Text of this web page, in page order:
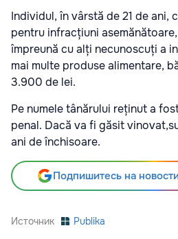
Individul, în vârstă de 21 de ani,
pentru infracțiuni
împreună cu alți necunoscuți a
mai multe produse alimentare,
3.900 de lei.
Pe numele tânărului reținut a
penal. Dacă va fi găsit
ani de închisoare.
Подпишитесь на
Источник Publika